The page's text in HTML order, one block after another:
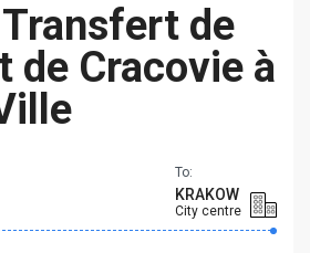
de
de Cracovie à
To:
KRAKOW
City centre